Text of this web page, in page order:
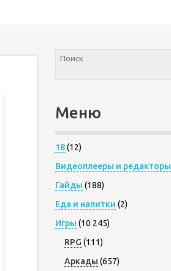
Меню
18(12)
Видеоплееры и редакторы
Гайды (188)
Еда и напитки (2)
Игры (10 245)
RPG (111)
Аркады (657)